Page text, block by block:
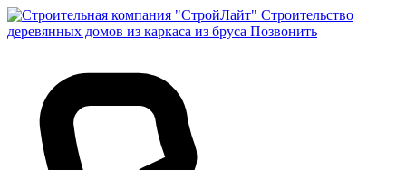
Строительство
деревянных домов из каркаса из бруса Позвонить